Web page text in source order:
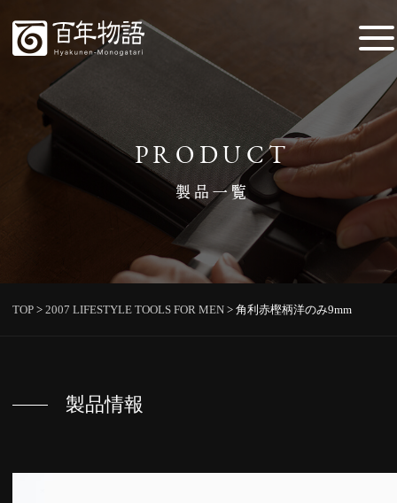
PRODUCT
製品一覧
TOP >2007 LIFESTYLE TOOLS FOR MEN >角利赤樫柄洋のみ9mm
製品情報